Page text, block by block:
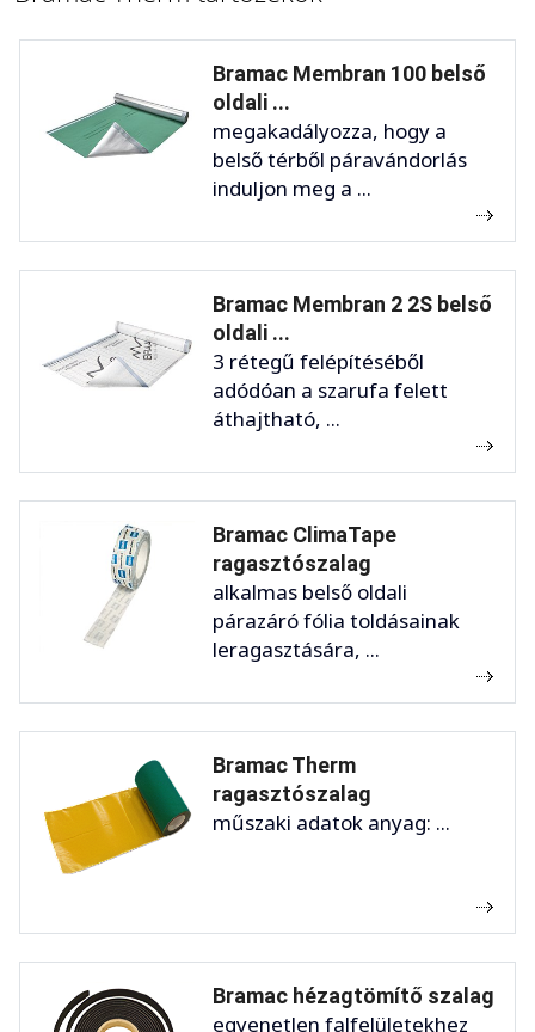
Bramac Membran 100 belső
oldali ...
megakadályozza, hogy a
belső térből páravándorlás
induljon meg a ...
Bramac Membran 2 2S belső
oldali ...
3 rétegű felépítéséből
adódóan a szarufa felett
áthajtható, ...
Bramac ClimaTape
ragasztószalag
alkalmas belső oldali
párazáró fólia toldásainak
leragasztására, ...
Bramac Therm
ragasztószalag
műszaki adatok anyag: ...
Bramac hézagtömítő szalag
egyenetlen falfelületekhez